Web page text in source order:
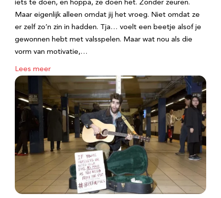
iets te doen, en hoppa, ze doen het. Zonder zeuren.
Maar eigenlijk alleen omdat jij het vroeg. Niet omdat ze
er zelf zo’n zin in hadden. Tja… voelt een beetje alsof je
gewonnen hebt met valsspelen. Maar wat nou als die
vorm van motivatie,…
Lees meer